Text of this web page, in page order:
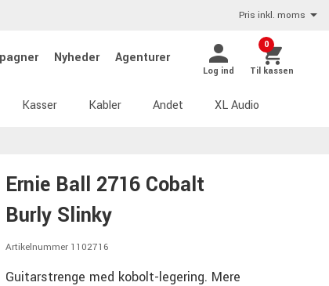
Pris inkl. moms
Nyheder Agenturer
Log ind
0
Til kassen
Kasser Kabler Andet XL Audio
Ernie Ball 2716 Cobalt
Burly Slinky
Artikelnummer 1102716
Guitarstrenge med kobolt-legering. Mere